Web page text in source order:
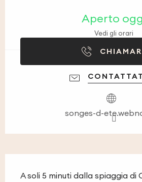
Aperto
Vedi gli orari
songes-d-
A soli 5 minuti dalla spiaggia di